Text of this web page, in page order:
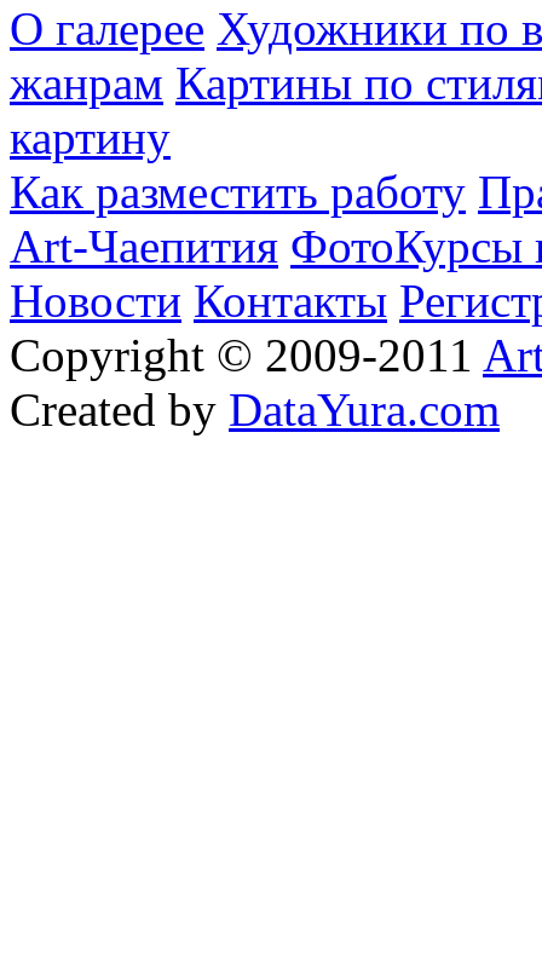
О галерее Художники по
жанрам Картины по
картину
Как разместить работу
Art-Чаепития ФотоКурсы
Новости Контакты
Copyright © 2009-2011
Created by DataYura.com